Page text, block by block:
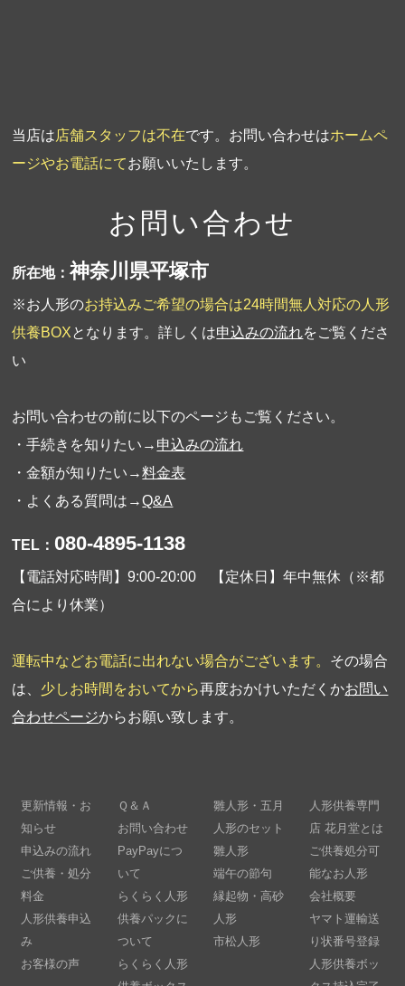
当店は店舗スタッフは不在です。お問い合わせはホームペ
ージやお電話にてお願いいたします。
お問い合わせ
所在地：神奈川県平塚市
※お人形のお持込みご希望の場合は24時間無人対応の人形
供養BOXとなります。詳しくは申込みの流れをご覧くださ
い
お問い合わせの前に以下のページもご覧ください。
・手続きを知りたい→ 申込みの流れ
・金額が知りたい→料金表
・よくある質問は→Q&A
TEL： 080-4895-1138
【電話対応時間】9:00-20:00 【定休日】年中無休（※都
合により休業）
運転中などお電話に出れない場合がございます。 その場合
は、 少しお時間をおいてから再度おかけいただくかお問い
合わせページからお願い致します。
更新情報・お
知らせ
申込みの流れ
ご供養・処分
料金
人形供養申込
み
お客様の声
Ｑ＆Ａ
お問い合わせ
PayPayにつ
いて
らくらく人形
供養パックに
ついて
らくらく人形
雛人形・五月
人形のセット
雛人形
端午の節句
縁起物・高砂
人形
市松人形
人形供養専門
店 花月堂とは
ご供養処分可
能なお人形
会社概要
ヤマト運輸送
り状番号登録
人形供養ボッ